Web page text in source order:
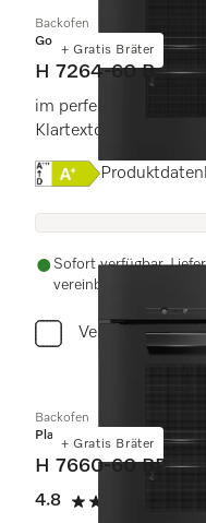
+ Gratis Bräter
Backofen
Gold
H 7264-60 B
im perfekt
Klartextdisplay und
Onlinelabel
Sofort verfügbar.
vereinbart.
Vergleichen
+ Gratis Bräter
Backofen
Platinum
H 7660-60 BP
4.8
4.8 von 5 Sternen